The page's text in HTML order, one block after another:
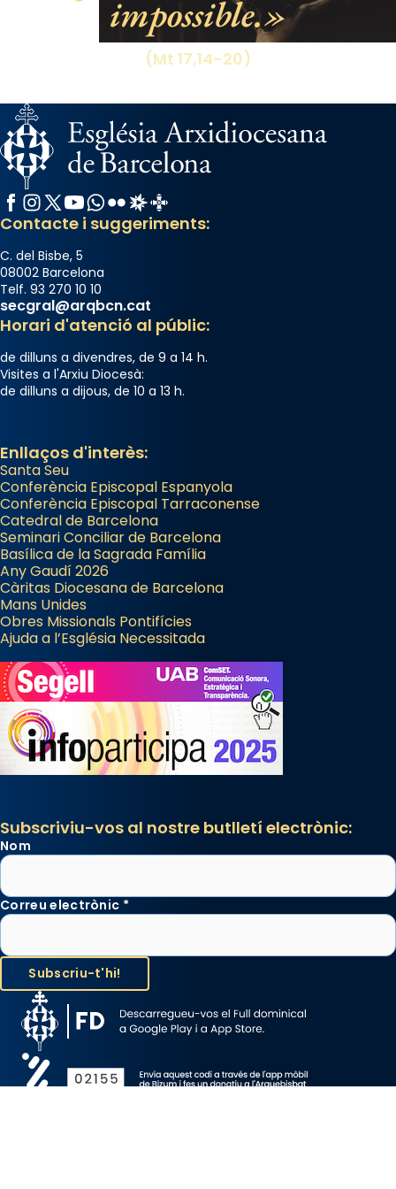
impossible.
(Mt 17,14-20)
Facebook
Instagram
X / Twitter
YouTube
WhatsApp
FlickrRadio Estel
Catalunya Cristiana
Contacte i suggeriments:
C. del Bisbe, 5
08002 Barcelona
Telf. 93 270 10 10
secgral@arqbcn.cat
Horari d'atenció al públic:
de dilluns a divendres, de 9 a 14 h.
Visites a l'Arxiu Diocesà:
de dilluns a dijous, de 10 a 13 h.
Enllaços d'interès:
Santa Seu
Conferència Episcopal Espanyola
Conferència Episcopal Tarraconense
Catedral de Barcelona
Seminari Conciliar de Barcelona
Basílica de la Sagrada Família
Any Gaudí 2026
Càritas Diocesana de Barcelona
Mans Unides
Obres Missionals Pontifícies
Ajuda a l’Església Necessitada
Subscriviu-vos al nostre butlletí electrònic:
Nom
Correu electrònic *